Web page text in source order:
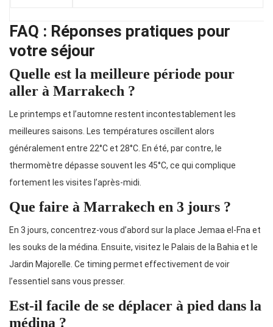
FAQ : Réponses pratiques pour
votre séjour
Quelle est la meilleure période pour
aller à Marrakech ?
Le printemps et l’automne restent incontestablement les
meilleures saisons. Les températures oscillent alors
généralement entre 22°C et 28°C. En été, par contre, le
thermomètre dépasse souvent les 45°C, ce qui complique
fortement les visites l’après-midi.
Que faire à Marrakech en 3 jours ?
En 3 jours, concentrez-vous d’abord sur la place Jemaa el-Fna et
les souks de la médina. Ensuite, visitez le Palais de la Bahia et le
Jardin Majorelle. Ce timing permet effectivement de voir
l’essentiel sans vous presser.
Est-il facile de se déplacer à pied dans la
médina ?